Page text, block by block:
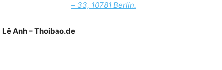
– 33, 10781 Berlin.
Lê Anh – Thoibao.de